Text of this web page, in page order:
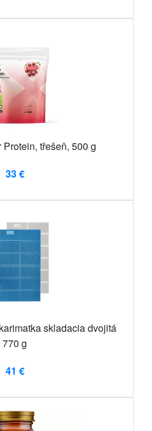
třešeň, 500 g
33 €
skladacia dvojitá
770 g
41 €